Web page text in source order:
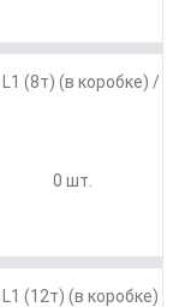
(8т) (в коробке) /
0 шт.
(12т) (в коробке)